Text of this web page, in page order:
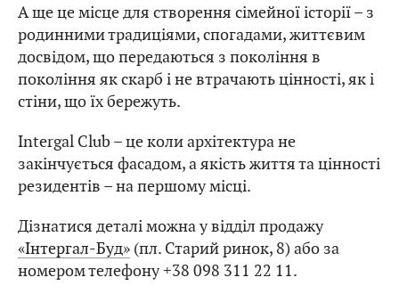
А ще це місце для створення сімейної історії – з
родинними традиціями, спогадами, життєвим
досвідом, що передаються з покоління в
покоління як скарб і не втрачають цінності, як і
стіни, що їх бережуть.
Intergal Club – це коли архітектура не
закінчується фасадом, а якість життя та цінності
резидентів – на першому місці.
Дізнатися деталі можна у відділ продажу
«Інтергал-Буд» (пл. Старий ринок, 8) або за
номером телефону +38 098 311 22 11.